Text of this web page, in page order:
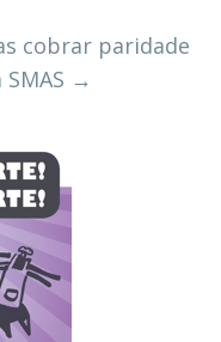
cobrar paridade
→